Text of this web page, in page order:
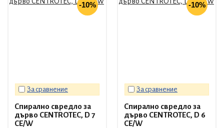
-10%
За сравнение
Спирално свредло за
дърво CENTROTEC, D 7
CE/W
-10%
За сравнение
Спирално свредло за
дърво CENTROTEC, D 6
CE/W